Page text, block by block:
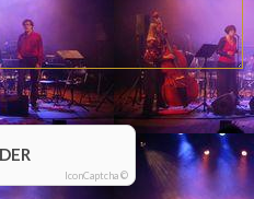
IconCaptcha ©